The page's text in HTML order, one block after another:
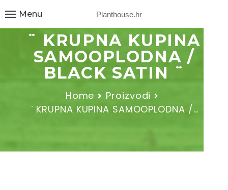
Planthouse.hr
Menu
¨ KRUPNA KUPINA
SAMOOPLODNA /
BLACK SATIN ¨
Home
Proizvodi
¨ KRUPNA KUPINA SAMOOPLODNA /…